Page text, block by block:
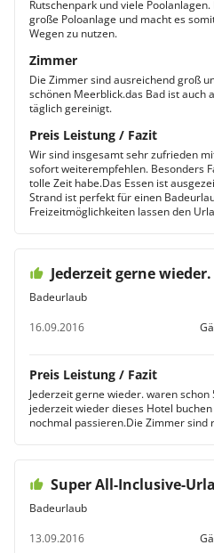
Rutschenpark und viele
große Poloanlage und macht es
Wegen zu nutzen.
Zimmer
Die Zimmer sind ausreichend groß
schönen Meerblick.das Bad ist auch
täglich gereinigt.
Preis Leistung / Fazit
Wir sind insgesamt sehr zufrieden
sofort weiterempfehlen. Besonders
tolle Zeit habe.Das Essen ist
Strand ist perfekt für einen
Freizeitmöglichkeiten lassen den
Jederzeit gerne wieder.
Badeurlaub
16.09.2016
Preis Leistung / Fazit
Jederzeit gerne wieder. waren
jederzeit wieder dieses Hotel
nochmal passieren.Die Zimmer sind
Super All-Inclusive-
Badeurlaub
13.09.2016